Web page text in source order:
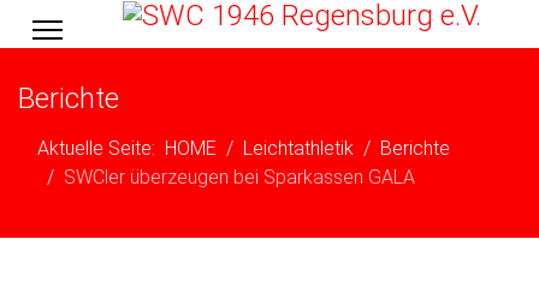
Berichte
Aktuelle Seite: HOME Leichtathletik
Berichte
SWCler überzeugen bei Sparkassen GALA